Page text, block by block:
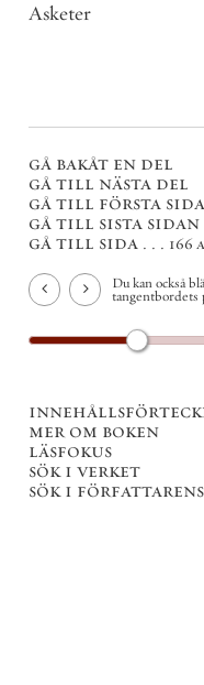
Asketer
gå bakåt en del
gå till nästa del
gå till första
gå till sista sidan
gå till sida . . . 166
Du kan också
tangentbordets
mer om boken
läsfokus
sök i verket
sök i